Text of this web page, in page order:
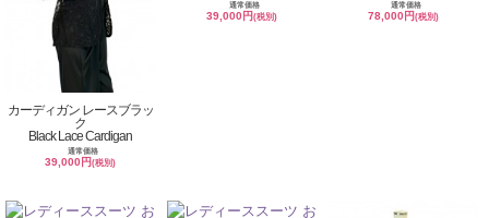
カーディガン レースブラッ
ク
Black Lace Cardigan
通常価格
39,000円(税別)
通常価格
39,000円(税別)
通常価格
78,000円(税別)